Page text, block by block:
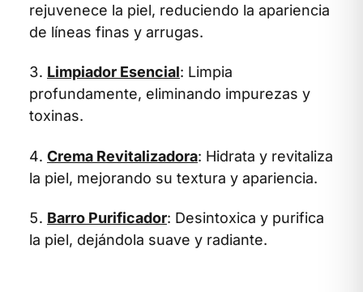
rejuvenece la piel, reduciendo la apariencia
de líneas finas y arrugas.
Limpiador Esencial: Limpia
profundamente, eliminando impurezas y
toxinas.
Crema Revitalizadora: Hidrata y revitaliza
la piel, mejorando su textura y apariencia.
Barro Purificador: Desintoxica y purifica
la piel, dejándola suave y radiante.